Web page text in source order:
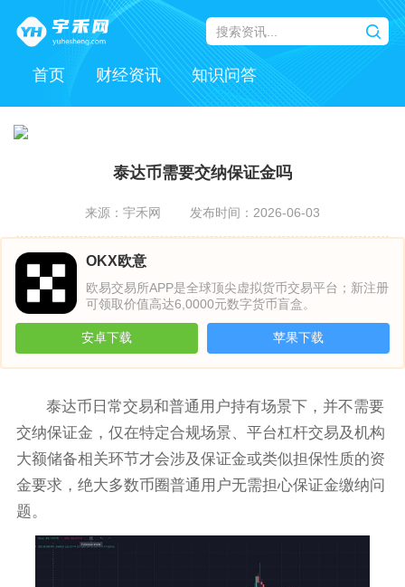
首页 财经资讯 知识问答
泰达币需要交纳保证金吗
来源：宇禾网 发布时间：2026-06-03
OKX欧意
欧易交易所APP是全球顶尖虚拟货币交易平台；新注册
可领取价值高达6,0000元数字货币盲盒。
安卓下载 苹果下载
泰达币日常交易和普通用户持有场景下，并不需要
交纳保证金，仅在特定合规场景、平台杠杆交易及机构
大额储备相关环节才会涉及保证金或类似担保性质的资
金要求，绝大多数币圈普通用户无需担心保证金缴纳问
题。